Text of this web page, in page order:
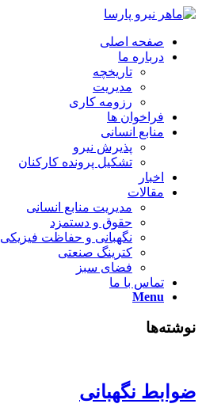
صفحه اصلی
درباره ما
تاریخچه
مدیریت
رزومه کاری
فراخوان ها
منابع انسانی
پذیرش نیرو
تشکیل پرونده کارکنان
اخبار
مقالات
مدیریت منابع انسانی
حقوق و دستمزد
نگهبانی و حفاظت فیزیکی
کترینگ صنعتی
فضای سبز
تماس با ما
Menu
نوشته‌ها
ضوابط نگهبانی